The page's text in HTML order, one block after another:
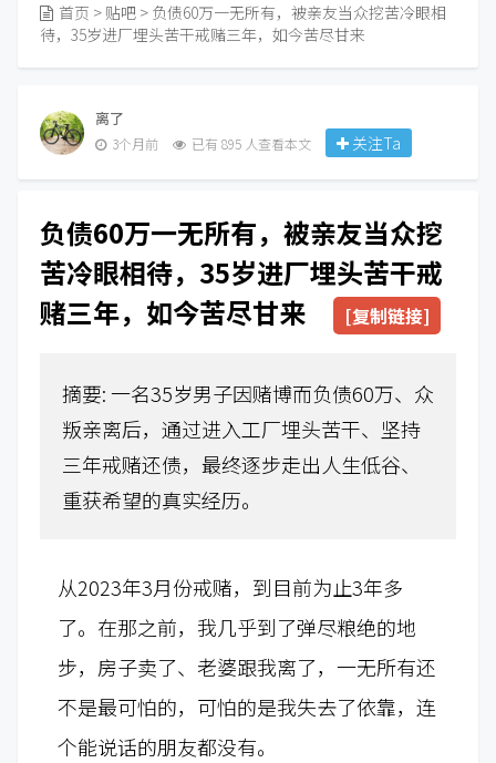
首页 > 贴吧 > 负债60万一无所有，被亲友当众挖苦冷眼相
待，35岁进厂埋头苦干戒赌三年，如今苦尽甘来
离了
3个月前 已有 895 人查看本文 关注Ta
负债60万一无所有，被亲友当众挖
苦冷眼相待，35岁进厂埋头苦干戒
赌三年，如今苦尽甘来
[复制链接]
摘要:一名35岁男子因赌博而负债60万、众
叛亲离后，通过进入工厂埋头苦干、坚持
三年戒赌还债，最终逐步走出人生低谷、
重获希望的真实经历。
从2023年3月份戒赌，到目前为止3年多
了。在那之前，我几乎到了弹尽粮绝的地
步，房子卖了、老婆跟我离了，一无所有还
不是最可怕的，可怕的是我失去了依靠，连
个能说话的朋友都没有。